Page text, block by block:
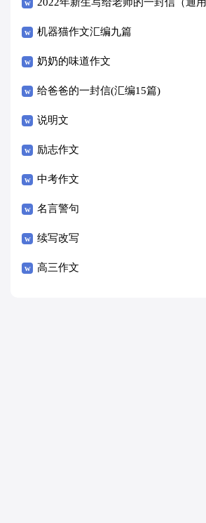
2022年新生写给老师的一封信（通用
8篇）
机器猫作文汇编九篇
奶奶的味道作文
给爸爸的一封信(汇编15篇)
说明文
励志作文
中考作文
名言警句
续写改写
高三作文